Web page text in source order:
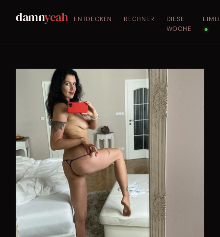
damnyeah ENTDECKEN RECHNER
DIESE
WOCHE
●